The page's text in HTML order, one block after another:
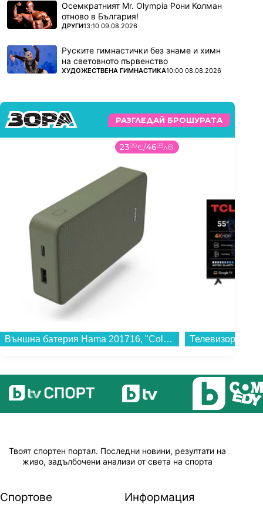
Осемкратният Mr. Olympia Рони Колман
отново в България!
ПОВЕЧЕ ОТ
ДРУГИ13:10 09.08.2026
Руските гимнастички без знаме и химн
на световното първенство
ПОВЕЧЕ ОТ
ХУДОЖЕСТВЕНА ГИМНАСТИКА10:00 08.08.2026
РАЗГЛЕДАЙ БРОШУРАТА
2399€/4693лв.
Твоят спортен портал. Последни новини, резултати на
живо, задълбочени анализи от света на спорта
Спортове Информация